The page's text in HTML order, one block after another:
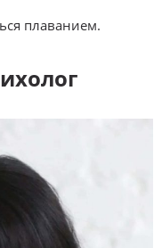
плаванием.